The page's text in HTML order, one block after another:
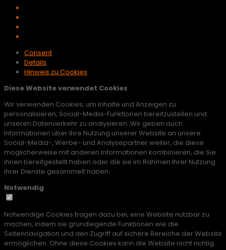
Consent
Details
Hinweis zu Cookies
Diese Website verwendet Cookies
Wir verwenden Cookies, um Inhalte und Anzeigen zu
personalisieren, Social-Media-Funktionen bereitzustellen und
unseren Datenverkehr zu analysieren. Wir geben auch
Informationen über Ihre Nutzung unserer Website an unsere
Social-Media-, Werbe- und Analysepartner weiter, die diese
möglicherweise mit anderen Informationen kombinieren, die Sie
ihnen bereitgestellt haben oder die sie im Rahmen Ihrer Nutzung
ihrer Dienste gesammelt haben.
Notwendig
Notwendige Cookies tragen dazu bei, eine Website nutzbar zu
machen, indem sie grundlegende Funktionen wie die
Seitennavigation und den Zugriff auf sichere Bereiche der Website
ermöglichen. Ohne diese Cookies kann die Website nicht richtig